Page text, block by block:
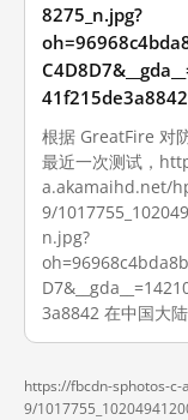
8275_n.jpg?
41f215de3a8842
根据 GreatFire 对
最近一次测试，
a.akamaihd.net/
9/
n.jpg?
3a8842 在中国大
https://fbcdn-sphotos-
9/